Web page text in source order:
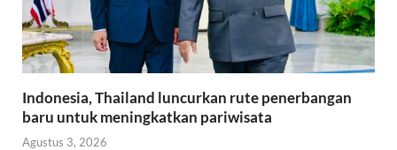
Indonesia, Thailand luncurkan rute penerbangan
baru untuk meningkatkan pariwisata
Agustus 3, 2026